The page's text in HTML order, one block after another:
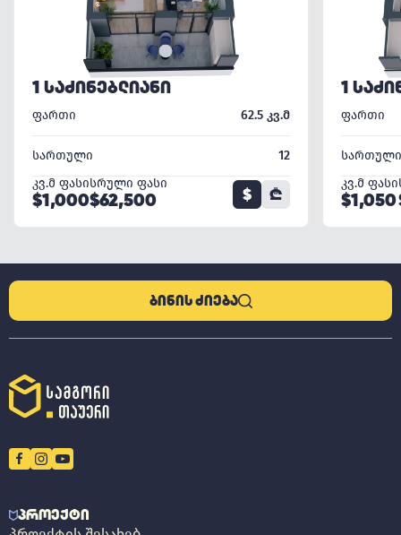
1 ᲡᲐᲫᲘᲜᲔᲑᲚᲘᲐᲜᲘ
ფართი 62.5 კვ.მ
სართული
12
კვ.მ ფასი
$1,000
სრული ფასი
$62,500 $ ₾
1
ფართი
სართული
კვ.მ ფასი
$1,050
ᲑᲘᲜᲘᲡ ᲫᲘᲔᲑᲐ
ᲞᲠᲝᲔᲥᲢᲘ